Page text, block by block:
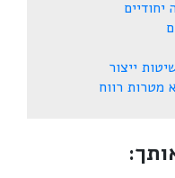
יחודיים
ייצור
מטרות רווח